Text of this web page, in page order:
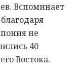
Вспоминает
не
40
Востока.